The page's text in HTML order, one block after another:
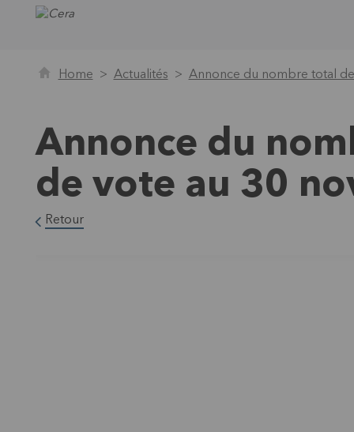
Home Actualités Annonce du nombre total
Annonce du
de vote au 30
Retour